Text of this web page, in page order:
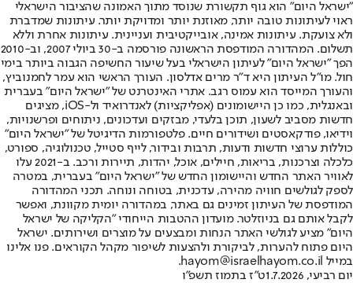
"ישראל היום" הוא גוף תקשורת שנוסד מתוך האמונה שהציבור הישראלי
ראוי לעיתונות טובה יותר, מאוזנת יותר ומדויקת יותר. עיתונות שמדברת
ולא צועקת. עיתונות אמינה, אובייקטיבית ועניינית. עיתונות אחרת וללא
תשלום. המהדורה המודפסת הראשונה פורסמה ב-30 ביולי 2007, וב-2010
הפך "ישראל היום" לעיתון הישראלי בעל שיעור החשיפה הגבוה ביותר בימי
חול. מו"ל העיתון היא ד"ר מרים אדלסון. העורך הראשי הוא עמר לחמנוביץ,
והעורך המייסד הוא עמוס רגב. אתרי האינטרנט של "ישראל היום" בעברית
ובאנגלית, כמו כן היישומונים (אפליקציות) לאנדרואיד ול-iOS, מציגים
חדשות מסביב לשעון, תוכן בלעדי, מבזקים ועדכונים, ניתוחים ופרשנויות,
וידיאו, פודקאסטים ושידורים חיים. פלטפורמות הדיגיטל של "ישראל היום"
כוללות ערוצי חדשות ודעות, תרבות ובידור, לייף סטייל, טכנולוגיה, ספורט,
כלכלה וצרכנות, בריאות, חיילים, אוכל, יהדות, תיירות ורכב. ב-2021 עלו
לאוויר האתר החדש והיישומון החדש של "ישראל היום" בעברית, במטרה
לספק לגולשים חוויה מהירה, עדכנית, בטוחה ונוחה. תכני המהדורה
המודפסת של העיתון זמינים גם באתר, במהדורה יומית מקוונת, ואפשר
לקבל אותם גם בניוזלטר. מועדון ההטבות הייחודי "הקליקה של ישראל
היום" מציע לגולשי האתר הנחות ומבצעים על מוצרים ושירותים. ישראל
היום פתוח להערות, לביקורת ולהצעות לשיפור מקהל הקוראים. פנו אלינו
במייל hayom@israelhayom.co.il.
יום רביעי, 1.7.2026
ט"ז בתמוז תשפ"ו